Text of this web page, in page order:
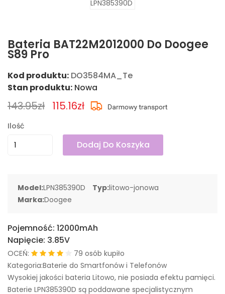
Bateria BAT22M2012000 Do Doogee
S89 Pro
Kod produktu: DO3584MA_Te
Stan produktu: Nowa
143.95zł 115.16zł
Ilość
Dodaj Do Koszyka
Model:LPN385390D Typ:litowo-jonowa
Marka:Doogee
Pojemność: 12000mAh
Napięcie: 3.85V
OCEŃ:
79 osób kupiło
Kategoria:Baterie do Smartfonów i Telefonów
Wysokiej jakości bateria Litowo, nie posiada efektu pamięci.
Baterie LPN385390D są poddawane specjalistycznym